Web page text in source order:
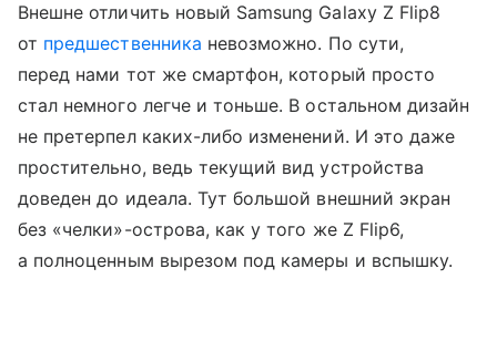
Внешне отличить новый Samsung Galaxy Z Flip8
от предшественника невозможно. По сути,
перед нами тот же смартфон, который просто
стал немного легче и тоньше. В остальном дизайн
не претерпел каких-либо изменений. И это даже
простительно, ведь текущий вид устройства
доведен до идеала. Тут большой внешний экран
без «челки»-острова, как у того же Z Flip6,
а полноценным вырезом под камеры и вспышку.